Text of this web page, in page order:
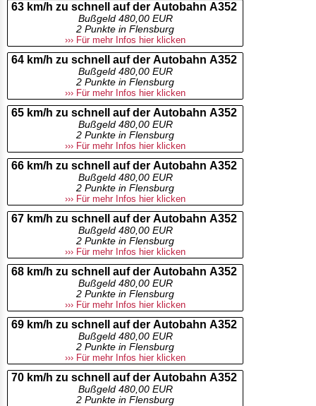
63 km/h zu schnell auf der Autobahn A352
Bußgeld 480,00 EUR
2 Punkte in Flensburg
››› Für mehr Infos hier klicken
64 km/h zu schnell auf der Autobahn A352
Bußgeld 480,00 EUR
2 Punkte in Flensburg
››› Für mehr Infos hier klicken
65 km/h zu schnell auf der Autobahn A352
Bußgeld 480,00 EUR
2 Punkte in Flensburg
››› Für mehr Infos hier klicken
66 km/h zu schnell auf der Autobahn A352
Bußgeld 480,00 EUR
2 Punkte in Flensburg
››› Für mehr Infos hier klicken
67 km/h zu schnell auf der Autobahn A352
Bußgeld 480,00 EUR
2 Punkte in Flensburg
››› Für mehr Infos hier klicken
68 km/h zu schnell auf der Autobahn A352
Bußgeld 480,00 EUR
2 Punkte in Flensburg
››› Für mehr Infos hier klicken
69 km/h zu schnell auf der Autobahn A352
Bußgeld 480,00 EUR
2 Punkte in Flensburg
››› Für mehr Infos hier klicken
70 km/h zu schnell auf der Autobahn A352
Bußgeld 480,00 EUR
2 Punkte in Flensburg